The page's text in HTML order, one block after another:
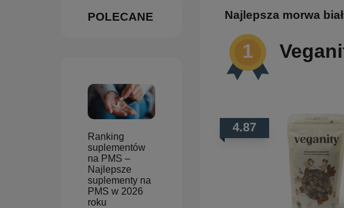
POLECANE
Ranking
suplementów
na PMS –
Najlepsze
suplementy na
PMS w 2026
roku
Najlepsza morwa
4.87